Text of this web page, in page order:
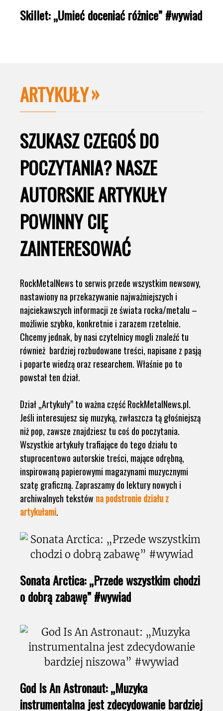
Skillet: „Umieć doceniać różnice” #wywiad
ARTYKUŁY
SZUKASZ CZEGOŚ DO
POCZYTANIA? NASZE
AUTORSKIE ARTYKUŁY
POWINNY CIĘ
ZAINTERESOWAĆ
RockMetalNews to serwis przede wszystkim newsowy,
nastawiony na przekazywanie najważniejszych i
najciekawszych informacji ze świata rocka/metalu –
możliwie szybko, konkretnie i zarazem rzetelnie.
Chcemy jednak, by nasi czytelnicy mogli znaleźć tu
również bardziej rozbudowane treści, napisane z pasją
i poparte wiedzą oraz researchem. Właśnie po to
powstał ten dział.
Dział „Artykuły” to ważna część RockMetalNews.pl.
Jeśli interesujesz się muzyką, zwłaszcza tą głośniejszą
niż pop, zawsze znajdziesz tu coś do poczytania.
Wszystkie artykuły trafiające do tego działu to
stuprocentowo autorskie treści, mające odrębną,
inspirowaną papierowymi magazynami muzycznymi
szatę graficzną. Zapraszamy do lektury nowych i
archiwalnych tekstów na podstronie działu z
artykułami.
Sonata Arctica: „Przede wszystkim chodzi
o dobrą zabawę” #wywiad
God Is An Astronaut: „Muzyka
instrumentalna jest zdecydowanie bardziej